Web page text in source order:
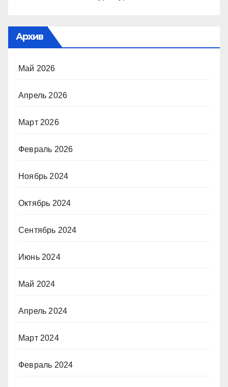
Архив
Май 2026
Апрель 2026
Март 2026
Февраль 2026
Ноябрь 2024
Октябрь 2024
Сентябрь 2024
Июнь 2024
Май 2024
Апрель 2024
Март 2024
Февраль 2024